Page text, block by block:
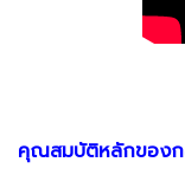
คุณสมบัติหลักของก